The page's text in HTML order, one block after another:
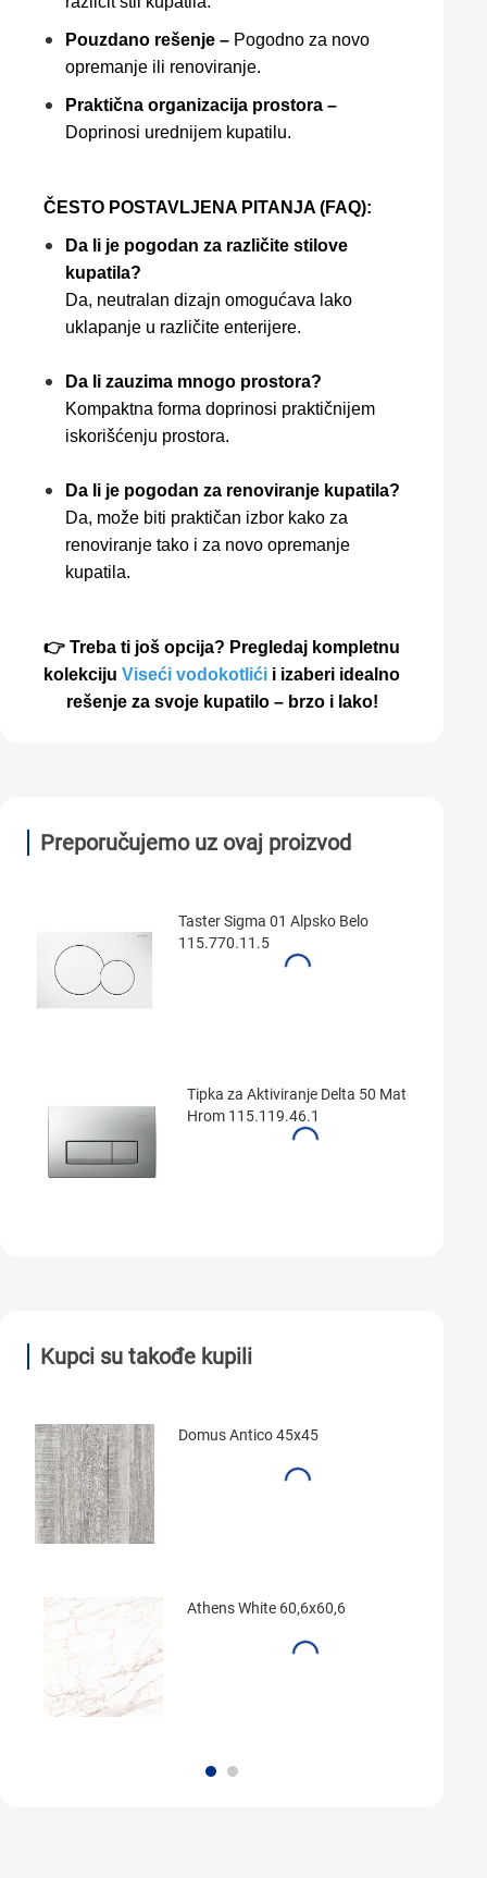
Pouzdano rešenje – Pogodno za novo
opremanje ili renoviranje.
Praktična organizacija prostora –
Doprinosi urednijem kupatilu.
ČESTO POSTAVLJENA PITANJA (FAQ):
Da li je pogodan za različite stilove
kupatila?
Da, neutralan dizajn omogućava lako
uklapanje u različite enterijere.
Da li zauzima mnogo prostora?
Kompaktna forma doprinosi praktičnijem
iskorišćenju prostora.
Da li je pogodan za renoviranje kupatila?
Da, može biti praktičan izbor kako za
renoviranje tako i za novo opremanje
kupatila.
👉 Treba ti još opcija? Pregledaj kompletnu
kolekciju Viseći vodokotlići i izaberi idealno
rešenje za svoje kupatilo – brzo i lako!
Preporučujemo uz ovaj proizvod
Taster Sigma 01 Alpsko Belo
115.770.11.5
Tipka za Aktiviranje Delta 50 Mat
Hrom 115.119.46.1
Kupci su takođe kupili
Domus Antico 45x45
Athens White 60,6x60,6